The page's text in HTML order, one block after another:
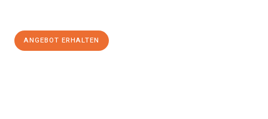
ANGEBOT ERHALTEN